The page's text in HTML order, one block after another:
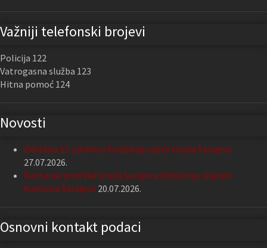
Važniji telefonski brojevi
Policija 122
Vatrogasna služba 123
Hitna pomoć 124
Novosti
Održana 13. sjednica Gradskog vijeća Grada Sarajeva
27.07.2026.
Nastavak podrške Grada Sarajeva Udruženju slijepih
Kantona Sarajevo 20.07.2026.
Osnovni kontakt podaci